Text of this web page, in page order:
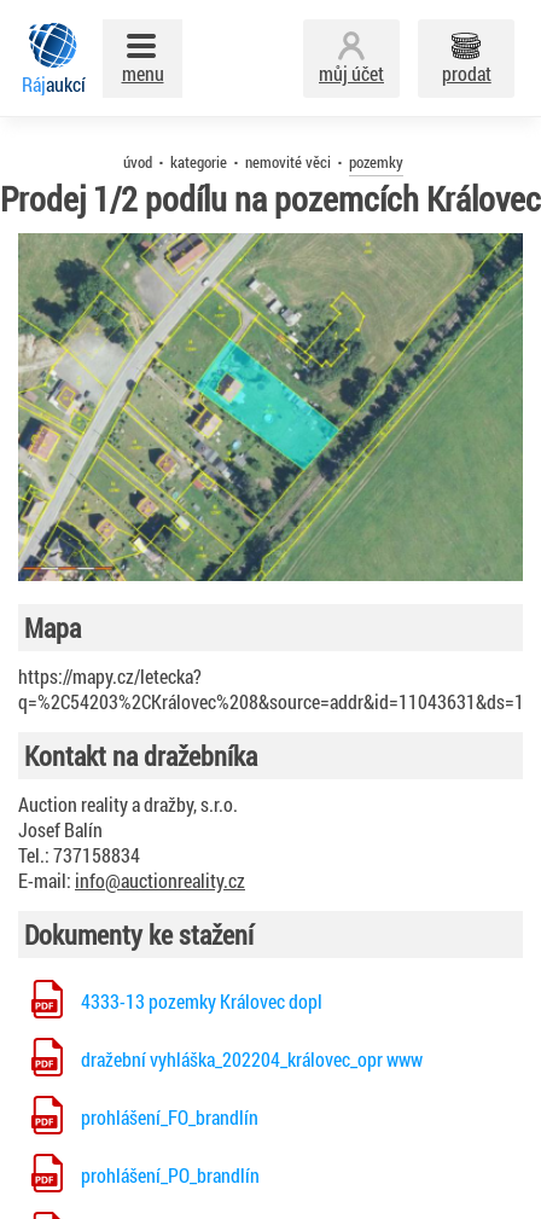
úvod kategorie nemovité věci pozemky
Prodej 1/2 podílu na pozemcích Královec
Mapa
https://mapy.cz/letecka?
Kontakt na dražebníka
Auction reality a dražby, s.r.o.
Josef Balín
Tel.: 737158834
E-mail: info@auctionreality.cz
Dokumenty ke stažení
4333-13 pozemky Královec dopl
dražební vyhláška_202204_královec_opr www
prohlášení_FO_brandlín
prohlášení_PO_brandlín
Rájaukcí můj účet prodat
menu